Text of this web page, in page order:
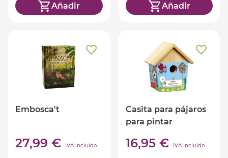
Añadir Añadir
Embosca't
27,99 € IVA incluido
Casita para pájaros
para pintar
16,95 € IVA incluido